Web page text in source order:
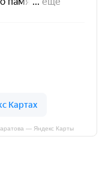
— Яндекс Карты